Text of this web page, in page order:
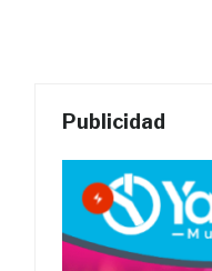
Publicidad